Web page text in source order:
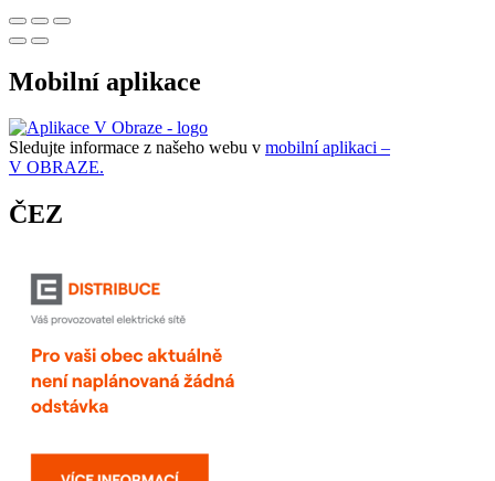
Mobilní aplikace
Sledujte informace z našeho webu v mobilní aplikaci –
V OBRAZE.
ČEZ